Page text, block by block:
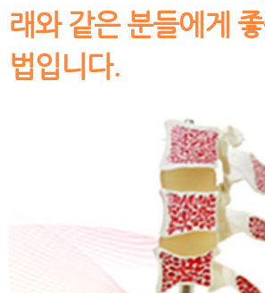
래와 같은 분들에게
법입니다.